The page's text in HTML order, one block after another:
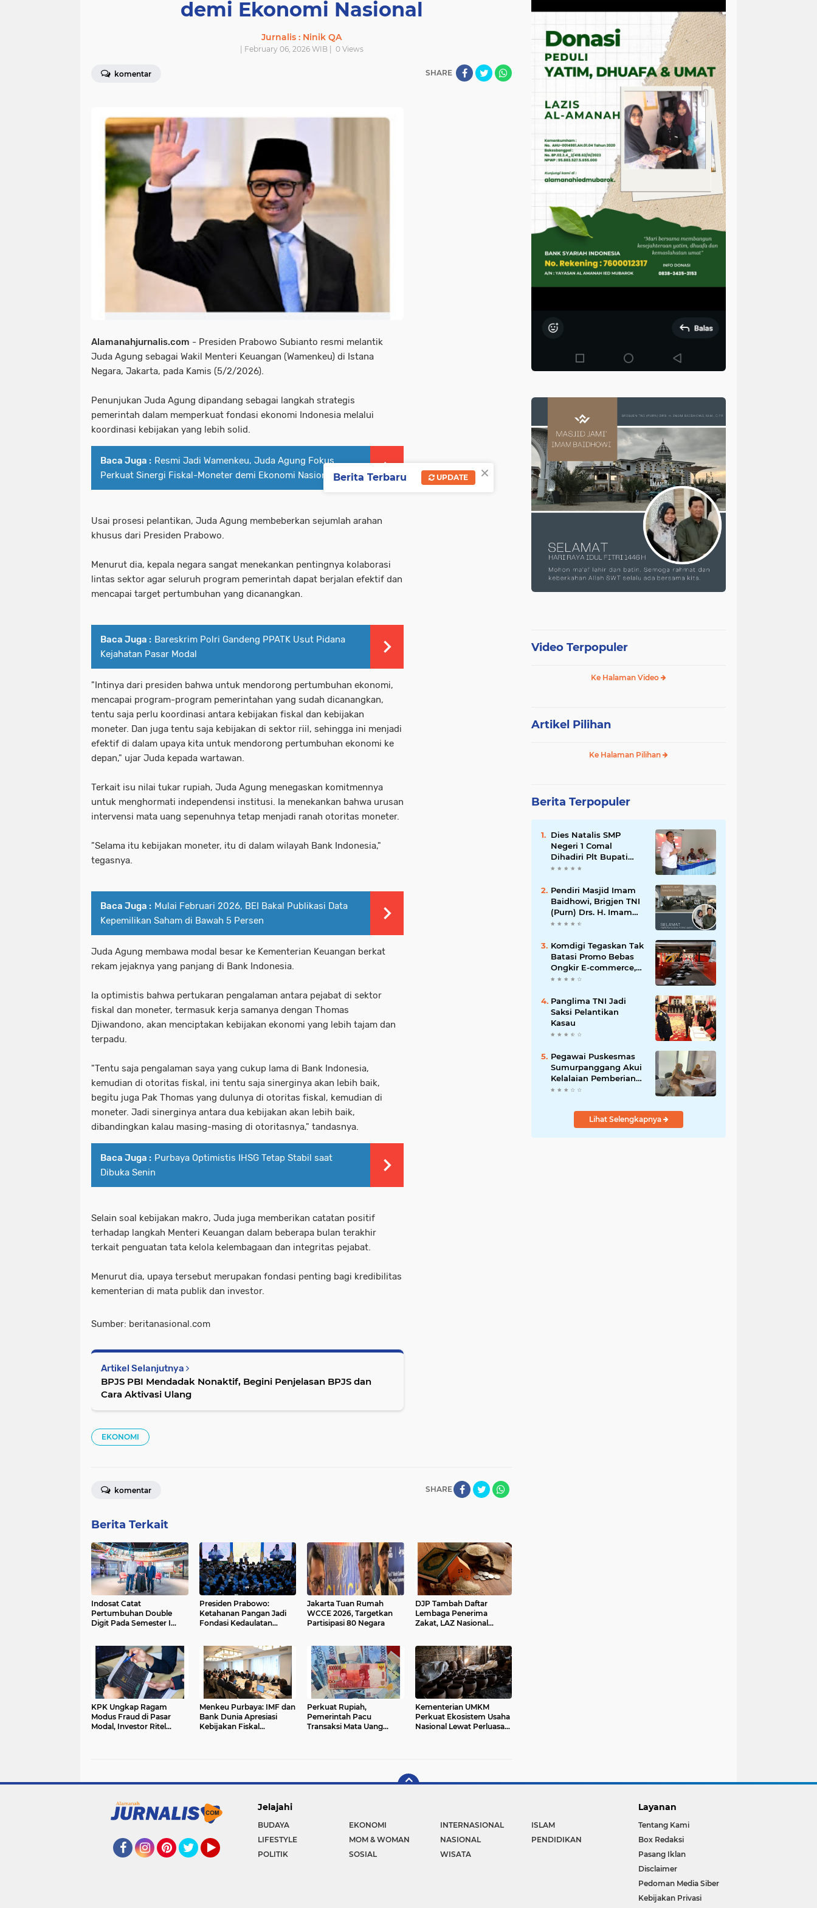
demi Ekonomi Nasional
Jurnalis : Ninik QA
| February 06, 2026 WIB | 0Views
komentar SHARE
Alamanahjurnalis.com - Presiden Prabowo Subianto resmi melantik
Juda Agung sebagai Wakil Menteri Keuangan (Wamenkeu) di Istana
Negara, Jakarta, pada Kamis (5/2/2026).
Penunjukan Juda Agung dipandang sebagai langkah strategis
pemerintah dalam memperkuat fondasi ekonomi Indonesia melalui
koordinasi kebijakan yang lebih solid.
Baca Juga : Resmi Jadi Wamenkeu, Juda Agung Fokus
Perkuat Sinergi Fiskal-Moneter demi Ekonomi Nasional
Usai prosesi pelantikan, Juda Agung membeberkan sejumlah arahan
khusus dari Presiden Prabowo.
Menurut dia, kepala negara sangat menekankan pentingnya kolaborasi
lintas sektor agar seluruh program pemerintah dapat berjalan efektif dan
mencapai target pertumbuhan yang dicanangkan.
Baca Juga : Bareskrim Polri Gandeng PPATK Usut Pidana
Kejahatan Pasar Modal
"Intinya dari presiden bahwa untuk mendorong pertumbuhan ekonomi,
mencapai program-program pemerintahan yang sudah dicanangkan,
tentu saja perlu koordinasi antara kebijakan fiskal dan kebijakan
moneter. Dan juga tentu saja kebijakan di sektor riil, sehingga ini menjadi
efektif di dalam upaya kita untuk mendorong pertumbuhan ekonomi ke
depan," ujar Juda kepada wartawan.
Terkait isu nilai tukar rupiah, Juda Agung menegaskan komitmennya
untuk menghormati independensi institusi. Ia menekankan bahwa urusan
intervensi mata uang sepenuhnya tetap menjadi ranah otoritas moneter.
"Selama itu kebijakan moneter, itu di dalam wilayah Bank Indonesia,"
tegasnya.
Baca Juga : Mulai Februari 2026, BEI Bakal Publikasi Data
Kepemilikan Saham di Bawah 5 Persen
Juda Agung membawa modal besar ke Kementerian Keuangan berkat
rekam jejaknya yang panjang di Bank Indonesia.
Ia optimistis bahwa pertukaran pengalaman antara pejabat di sektor
fiskal dan moneter, termasuk kerja samanya dengan Thomas
Djiwandono, akan menciptakan kebijakan ekonomi yang lebih tajam dan
terpadu.
"Tentu saja pengalaman saya yang cukup lama di Bank Indonesia,
kemudian di otoritas fiskal, ini tentu saja sinerginya akan lebih baik,
begitu juga Pak Thomas yang dulunya di otoritas fiskal, kemudian di
moneter. Jadi sinerginya antara dua kebijakan akan lebih baik,
dibandingkan kalau masing-masing di otoritasnya," tandasnya.
Baca Juga : Purbaya Optimistis IHSG Tetap Stabil saat
Dibuka Senin
Selain soal kebijakan makro, Juda juga memberikan catatan positif
terhadap langkah Menteri Keuangan dalam beberapa bulan terakhir
terkait penguatan tata kelola kelembagaan dan integritas pejabat.
Menurut dia, upaya tersebut merupakan fondasi penting bagi kredibilitas
kementerian di mata publik dan investor.
Sumber: beritanasional.com
Artikel Selanjutnya
BPJS PBI Mendadak Nonaktif, Begini Penjelasan BPJS dan
Cara Aktivasi Ulang
EKONOMI
SHARE
komentar
Berita Terkait
Indosat Catat
Pertumbuhan Double
Digit Pada Semester I
Presiden Prabowo:
Ketahanan Pangan Jadi
Fondasi Kedaulatan
Jakarta Tuan Rumah
WCCE 2026, Targetkan
Partisipasi 80 Negara
DJP Tambah Daftar
Lembaga Penerima
Zakat, LAZ Nasional
KPK Ungkap Ragam
Modus Fraud di Pasar
Modal, Investor Ritel
Menkeu Purbaya: IMF dan
Bank Dunia Apresiasi
Kebijakan Fiskal
Perkuat Rupiah,
Pemerintah Pacu
Transaksi Mata Uang
Kementerian UMKM
Perkuat Ekosistem Usaha
Nasional Lewat Perluasan
Video Terpopuler
Ke Halaman Video
Artikel Pilihan
Ke Halaman Pilihan
Berita Terpopuler
Dies Natalis SMP
Negeri 1 Comal
Dihadiri Plt Bupati
Pemalang Nurkholis
Pendiri Masjid Imam
Baidhowi, Brigjen TNI
(Purn) Drs. H. Imam
Baidhowi, M.M., C. Fr.A
Selamat Idul Fitri 1445
H
Komdigi Tegaskan Tak
Batasi Promo Bebas
Ongkir E-commerce,
tapi Perusahaan Kurir
Panglima TNI Jadi
Saksi Pelantikan
Kasau
Pegawai Puskesmas
Sumurpanggang Akui
Kelalaian Pemberian
Obat
Lihat Selengkapnya
Jelajahi
BUDAYA EKONOMI INTERNASIONAL
ISLAM
LIFESTYLE
MOM & WOMAN NASIONAL
PENDIDIKAN
POLITIK
SOSIAL WISATA
Layanan
Tentang Kami
Box Redaksi
Pasang Iklan
Disclaimer
Pedoman Media Siber
Kebijakan Privasi
×
Berita Terbaru UPDATE